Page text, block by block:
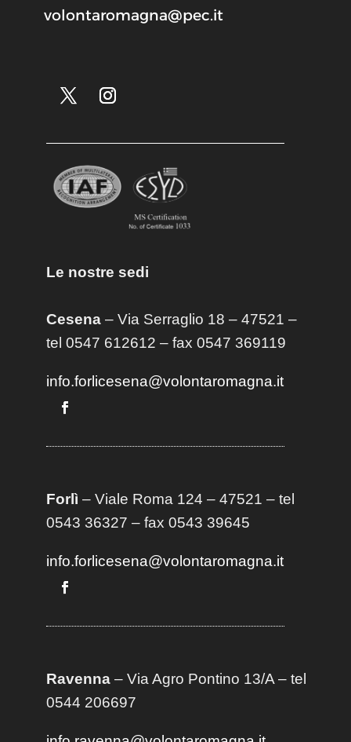
volontaromagna@pec.it
Le nostre sedi
Cesena– Via Serraglio 18 – 47521 –
tel 0547 612612 – fax 0547 369119
info.forlicesena@volontaromagna.it
Forlì – Viale Roma 124 – 47521 – tel
0543 36327 – fax 0543 39645
info.forlicesena@volontaromagna.it
Ravenna– Via Agro Pontino 13/A– tel
0544 206697